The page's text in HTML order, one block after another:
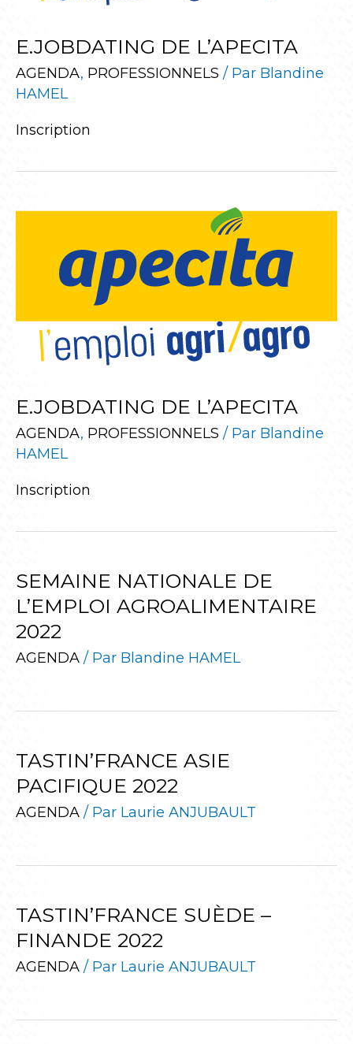
E.JOBDATING DE L’APECITA
AGENDA, PROFESSIONNELS / Par Blandine
HAMEL
Inscription
E.JOBDATING DE L’APECITA
AGENDA, PROFESSIONNELS / Par Blandine
HAMEL
Inscription
SEMAINE NATIONALE DE
L’EMPLOI AGROALIMENTAIRE
2022
AGENDA / Par Blandine HAMEL
TASTIN’FRANCE ASIE
PACIFIQUE 2022
AGENDA / Par Laurie ANJUBAULT
TASTIN’FRANCE SUÈDE –
FINANDE 2022
AGENDA / Par Laurie ANJUBAULT